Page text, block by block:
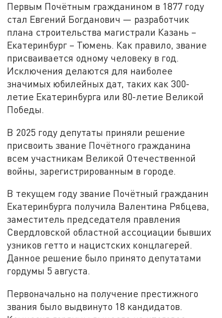
Первым Почётным гражданином в 1877 году
стал Евгений Богданович — разработчик
плана строительства магистрали Казань –
Екатеринбург – Тюмень. Как правило, звание
присваивается одному человеку в год.
Исключения делаются для наиболее
значимых юбилейных дат, таких как 300-
летие Екатеринбурга или 80-летие Великой
Победы.
В 2025 году депутаты приняли решение
присвоить звание Почётного гражданина
всем участникам Великой Отечественной
войны, зарегистрированным в городе.
В текущем году звание Почётный гражданин
Екатеринбурга получила Валентина Рябцева,
заместитель председателя правления
Свердловской областной ассоциации бывших
узников гетто и нацистских концлагерей.
Данное решение было принято депутатами
гордумы 5 августа.
Первоначально на получение престижного
звания было выдвинуто 18 кандидатов.